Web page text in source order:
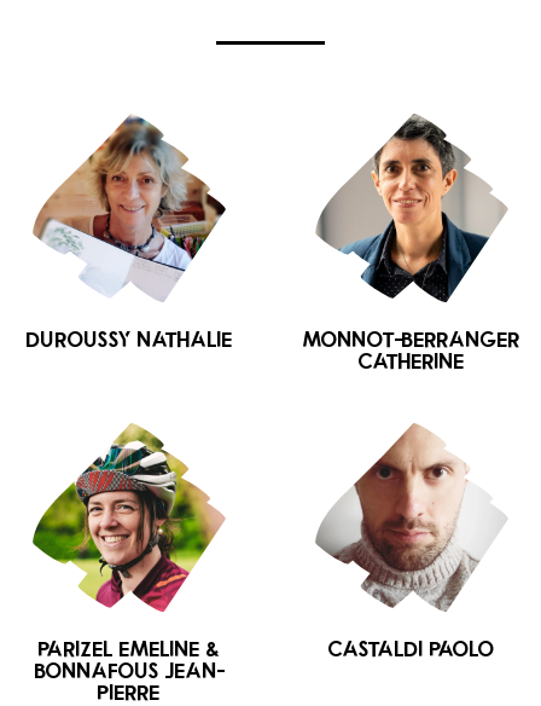
DUROUSSY Nathalie
MONNOT-BERRANGER
Catherine
PARIZEL Emeline &
BONNAFOUS Jean-
Pierre
CASTALDI Paolo